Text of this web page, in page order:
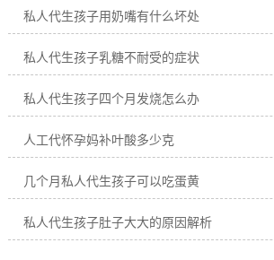
私人代生孩子用奶嘴有什么坏处
私人代生孩子乳糖不耐受的症状
私人代生孩子四个月发烧怎么办
人工代怀孕妈补叶酸多少克
几个月私人代生孩子可以吃蛋黄
私人代生孩子肚子大大的原因解析